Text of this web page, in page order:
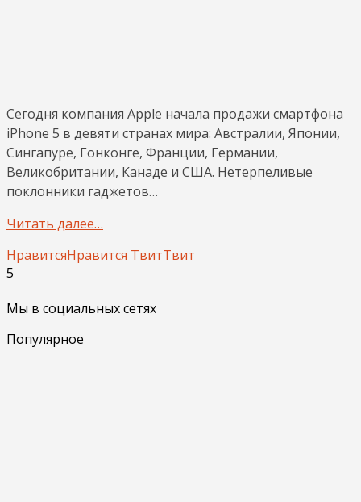
Сегодня компания Apple начала продажи смартфона
iPhone 5 в девяти странах мира: Австралии, Японии,
Сингапуре, Гонконге, Франции, Германии,
Великобритании, Канаде и США. Нетерпеливые
поклонники гаджетов…
Читать далее…
НравитсяНравится ТвитТвит
5
Мы в социальных сетях
Популярное